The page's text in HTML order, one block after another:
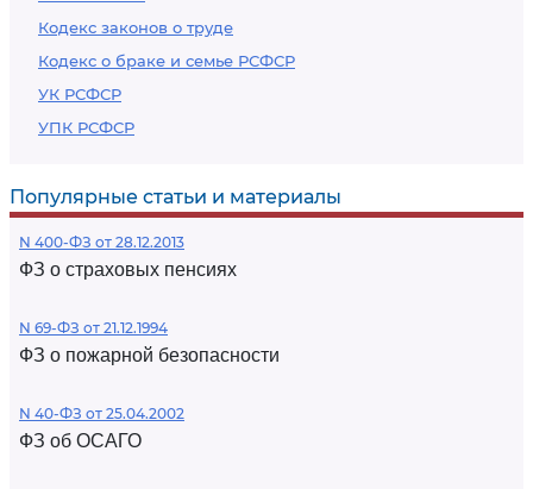
Кодекс законов о труде
Кодекс о браке и семье РСФСР
УК РСФСР
УПК РСФСР
Популярные статьи и материалы
N 400-ФЗ от 28.12.2013
ФЗ о страховых пенсиях
N 69-ФЗ от 21.12.1994
ФЗ о пожарной безопасности
N 40-ФЗ от 25.04.2002
ФЗ об ОСАГО